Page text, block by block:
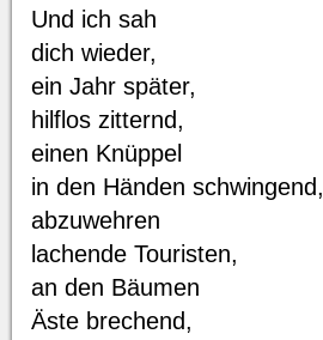
Und ich sah
dich wieder,
ein Jahr später,
hilflos zitternd,
einen Knüppel
in den Händen schwingend,
abzuwehren
lachende Touristen,
an den Bäumen
Äste brechend,